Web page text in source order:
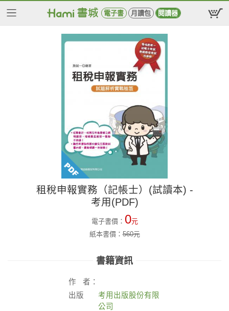
電子書 月讀包 閱讀器
租稅申報實務（記帳士）(試讀本) -
考用(PDF)
電子書價： 0元
紙本書價：560元
書籍資訊
作
者：
出版
考用出版股份有限
公司